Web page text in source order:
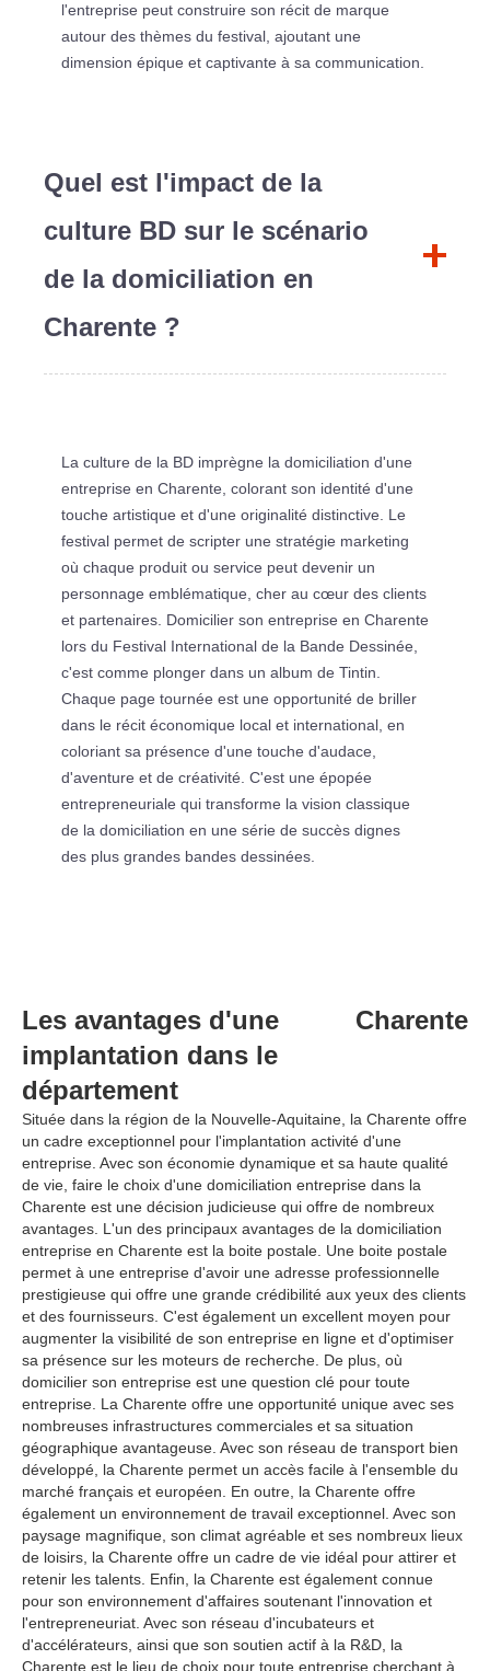
l'entreprise peut construire son récit de marque
autour des thèmes du festival, ajoutant une
dimension épique et captivante à sa communication.
Quel est l'impact de la
culture BD sur le scénario
de la domiciliation en
Charente ?
La culture de la BD imprègne la domiciliation d'une
entreprise en Charente, colorant son identité d'une
touche artistique et d'une originalité distinctive. Le
festival permet de scripter une stratégie marketing
où chaque produit ou service peut devenir un
personnage emblématique, cher au cœur des clients
et partenaires. Domicilier son entreprise en Charente
lors du Festival International de la Bande Dessinée,
c'est comme plonger dans un album de Tintin.
Chaque page tournée est une opportunité de briller
dans le récit économique local et international, en
coloriant sa présence d'une touche d'audace,
d'aventure et de créativité. C'est une épopée
entrepreneuriale qui transforme la vision classique
de la domiciliation en une série de succès dignes
des plus grandes bandes dessinées.
Les avantages d'une
implantation dans le
département
Charente
Située dans la région de la Nouvelle-Aquitaine, la Charente offre
un cadre exceptionnel pour l'implantation activité d'une
entreprise. Avec son économie dynamique et sa haute qualité
de vie, faire le choix d'une domiciliation entreprise dans la
Charente est une décision judicieuse qui offre de nombreux
avantages. L'un des principaux avantages de la domiciliation
entreprise en Charente est la boite postale. Une boite postale
permet à une entreprise d'avoir une adresse professionnelle
prestigieuse qui offre une grande crédibilité aux yeux des clients
et des fournisseurs. C'est également un excellent moyen pour
augmenter la visibilité de son entreprise en ligne et d'optimiser
sa présence sur les moteurs de recherche. De plus, où
domicilier son entreprise est une question clé pour toute
entreprise. La Charente offre une opportunité unique avec ses
nombreuses infrastructures commerciales et sa situation
géographique avantageuse. Avec son réseau de transport bien
développé, la Charente permet un accès facile à l'ensemble du
marché français et européen. En outre, la Charente offre
également un environnement de travail exceptionnel. Avec son
paysage magnifique, son climat agréable et ses nombreux lieux
de loisirs, la Charente offre un cadre de vie idéal pour attirer et
retenir les talents. Enfin, la Charente est également connue
pour son environnement d'affaires soutenant l'innovation et
l'entrepreneuriat. Avec son réseau d'incubateurs et
d'accélérateurs, ainsi que son soutien actif à la R&D, la
Charente est le lieu de choix pour toute entreprise cherchant à